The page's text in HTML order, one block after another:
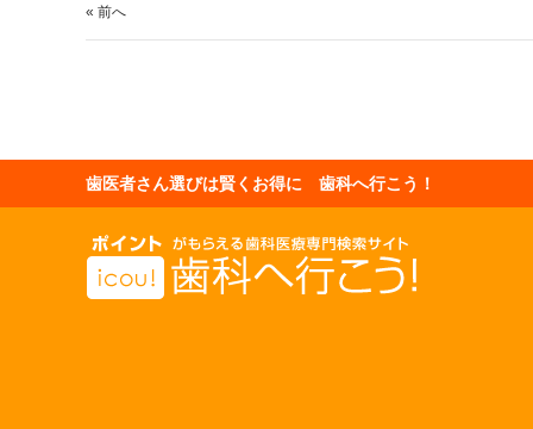
« 前へ
歯医者さん選びは賢くお得に 歯科へ行こう！